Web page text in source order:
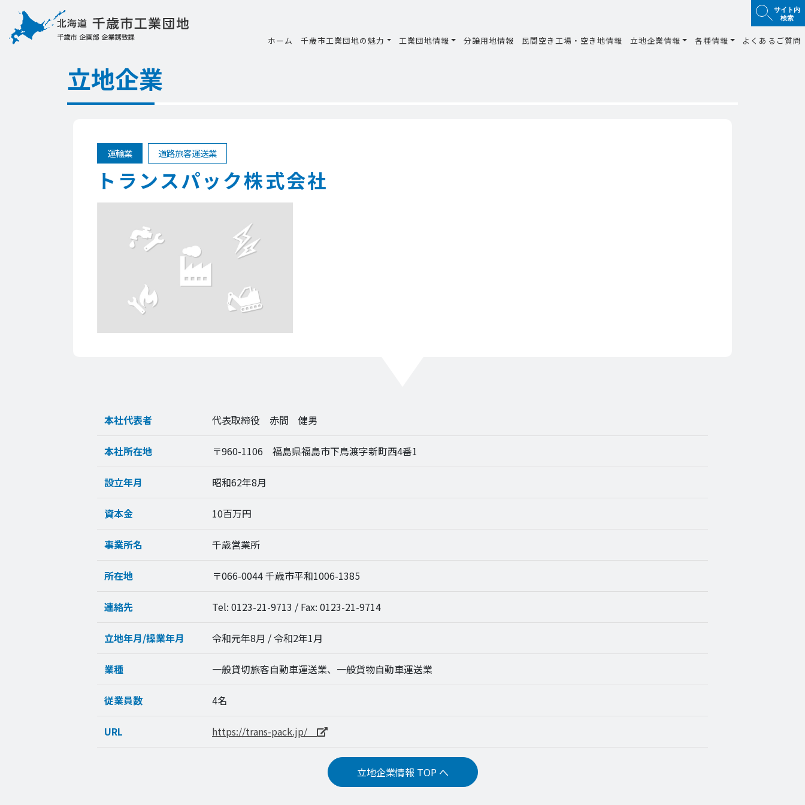
サイト内
検索
ホーム 千歳市工業団地の魅力 工業団地情報 分譲用地情報 民間空き工場・空き地情報 立地企業情報 各種情報 よくあるご質問
立地企業
運輸業 道路旅客運送業
トランスパック株式会社
本社代表者 代表取締役 赤間 健男
本社所在地 〒960-1106 福島県福島市下鳥渡字新町西4番1
設立年月 昭和62年8月
資本金 10百万円
事業所名 千歳営業所
所在地 〒066-0044 千歳市平和1006-1385
連絡先 Tel: 0123-21-9713 / Fax: 0123-21-9714
立地年月/操業年月 令和元年8月 / 令和2年1月
業種 一般貸切旅客自動車運送業、一般貨物自動車運送業
従業員数 4名
URL https://trans-pack.jp/
立地企業情報 TOP へ